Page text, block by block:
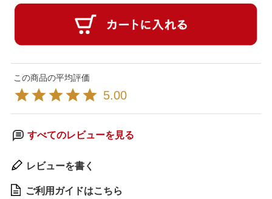
5.00
すべてのレビューを見る
レビューを書く
ご利用ガイドはこちら